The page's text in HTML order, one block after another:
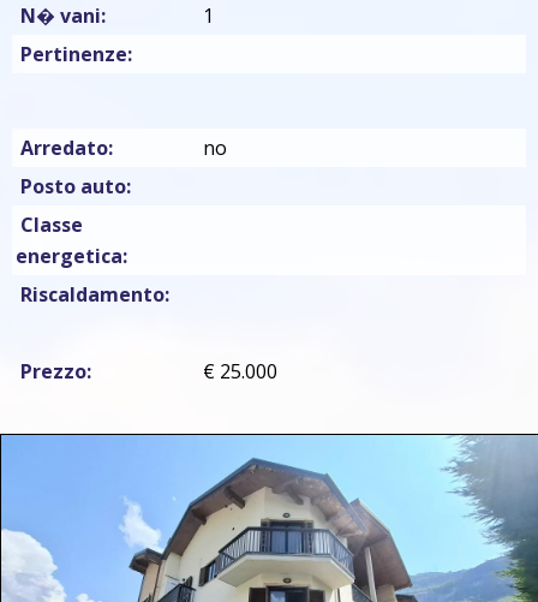
N� vani:
1
Pertinenze:
Arredato:
no
Posto auto:
Classe
energetica:
Riscaldamento:
Prezzo: € 25.000